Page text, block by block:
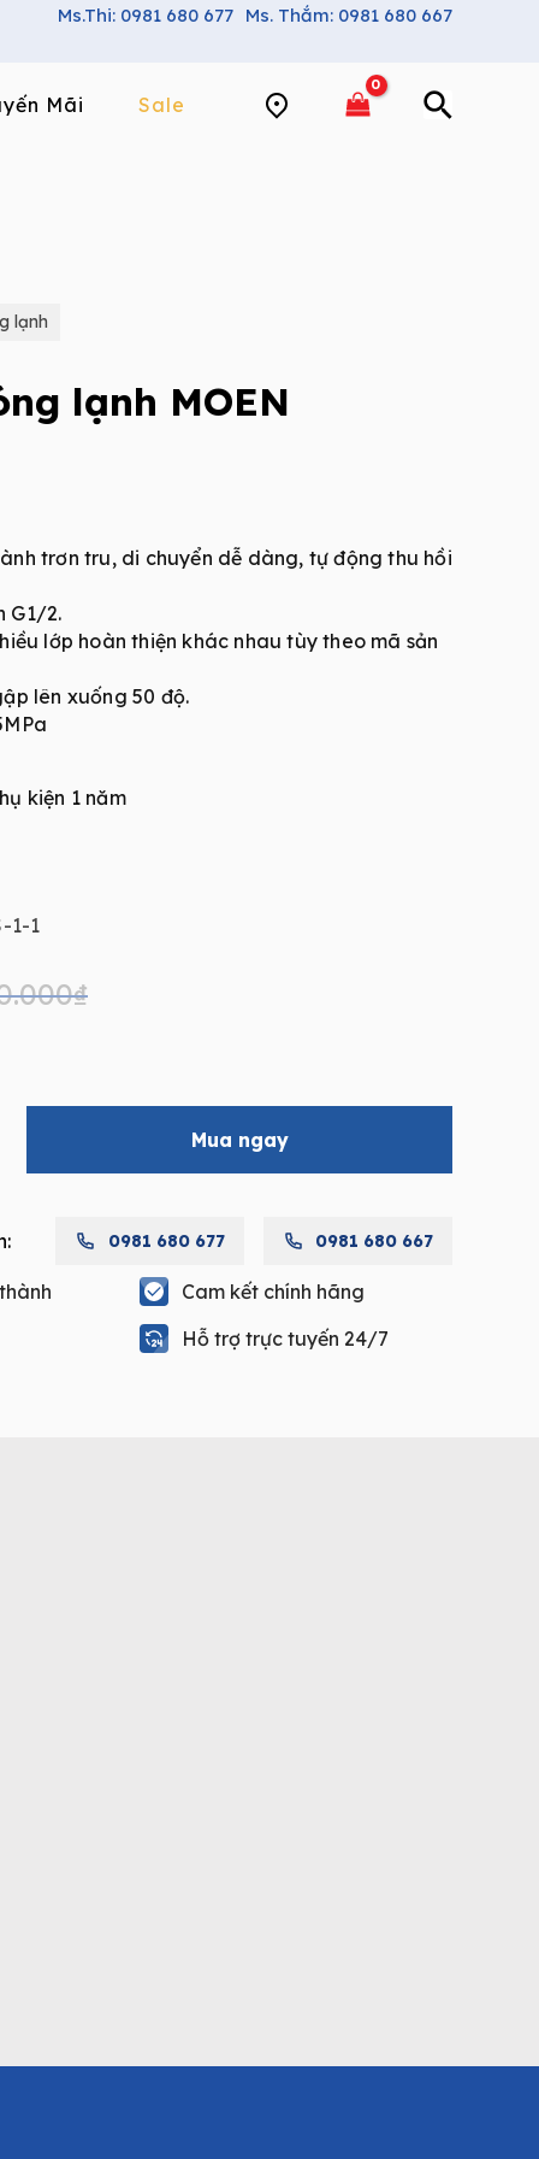
Ms.Thi: 0981 680 677 Ms. Thắm: 0981 680 667
Mãi Sale
lạnh
lạnh MOEN
trơn tru, di chuyển dễ dàng, tự động thu hồi
G1/2.
lớp hoàn thiện khác nhau tùy theo mã sản
lên xuống 50 độ.
kiện 1 năm
1-1
₫
Mua ngay
0981 680 677 0981 680 667
Cam kết chính hãng
Hỗ trợ trực tuyến 24/7